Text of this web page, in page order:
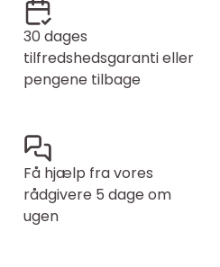
30 dages
tilfredshedsgaranti eller
pengene tilbage
Få hjælp fra vores
rådgivere 5 dage om
ugen